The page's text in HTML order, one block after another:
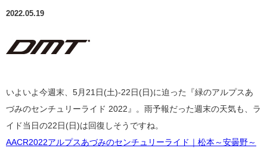
2022.05.19
いよいよ今週末、5月21日(土)-22日(日)に迫った『緑のアルプスあ
づみのセンチュリーライド 2022』。雨予報だった週末の天気も、ラ
イド当日の22日(日)は回復しそうですね。
AACR2022アルプスあづみのセンチュリーライド｜松本～安曇野～